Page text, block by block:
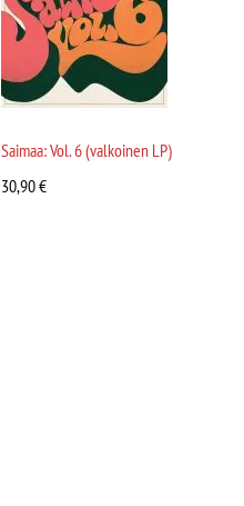
Saimaa: Vol. 6 (valkoinen LP)
30,90€